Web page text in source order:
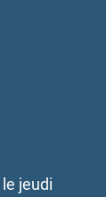
jeudi